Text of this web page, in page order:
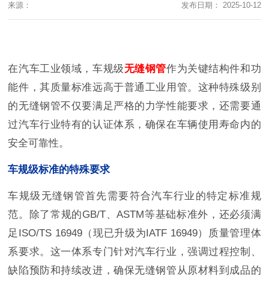
来源： 发布日期： 2025-10-12
在汽车工业领域，车规级无缝钢管作为关键结构件和功
能件，其质量标准远高于普通工业用管。这种特殊级别
的无缝钢管不仅要满足严格的力学性能要求，还需要通
过汽车行业特有的认证体系，确保在车辆使用寿命内的
安全可靠性。
车规级标准的特殊要求
车规级无缝钢管首先需要符合汽车行业的特定标准规
范。除了常规的GB/T、ASTM等基础标准外，还必须满
足ISO/TS 16949（现已升级为IATF 16949）质量管理体
系要求。这一体系专门针对汽车行业，强调过程控制、
缺陷预防和持续改进，确保无缝钢管从原材料到成品的